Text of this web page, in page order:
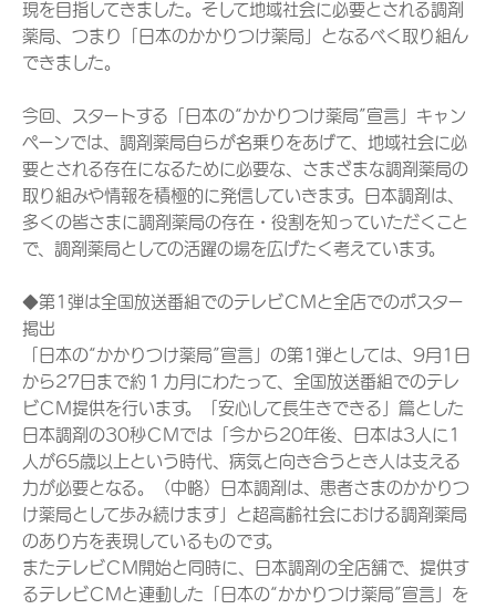
現を目指してきました。そして地域社会に必要とされる調剤
薬局、つまり「日本のかかりつけ薬局」となるべく取り組ん
できました。
今回、スタートする「日本の“かかりつけ薬局”宣言」キャン
ペーンでは、調剤薬局自らが名乗りをあげて、地域社会に必
要とされる存在になるために必要な、さまざまな調剤薬局の
取り組みや情報を積極的に発信していきます。日本調剤は、
多くの皆さまに調剤薬局の存在・役割を知っていただくこと
で、調剤薬局としての活躍の場を広げたく考えています。
◆第1弾は全国放送番組でのテレビＣＭと全店でのポスター
掲出
「日本の“かかりつけ薬局”宣言」の第1弾としては、9月1日
から27日まで約１カ月にわたって、全国放送番組でのテレ
ビＣＭ提供を行います。「安心して長生きできる」篇とした
日本調剤の30秒ＣＭでは「今から20年後、日本は3人に1
人が65歳以上という時代、病気と向き合うとき人は支える
力が必要となる。（中略）日本調剤は、患者さまのかかりつ
け薬局として歩み続けます」と超高齢社会における調剤薬局
のあり方を表現しているものです。
またテレビＣＭ開始と同時に、日本調剤の全店舗で、提供す
るテレビＣＭと連動した「日本の“かかりつけ薬局”宣言」を